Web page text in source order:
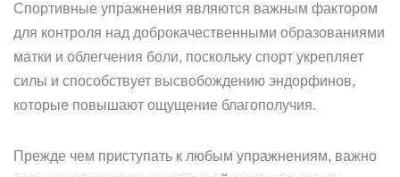
Спортивные упражнения являются важным фактором
для контроля над доброкачественными образованиями
матки и облегчения боли, поскольку спорт укрепляет
силы и способствует высвобождению эндорфинов,
которые повышают ощущение благополучия.
Прежде чем приступать к любым упражнениям, важно